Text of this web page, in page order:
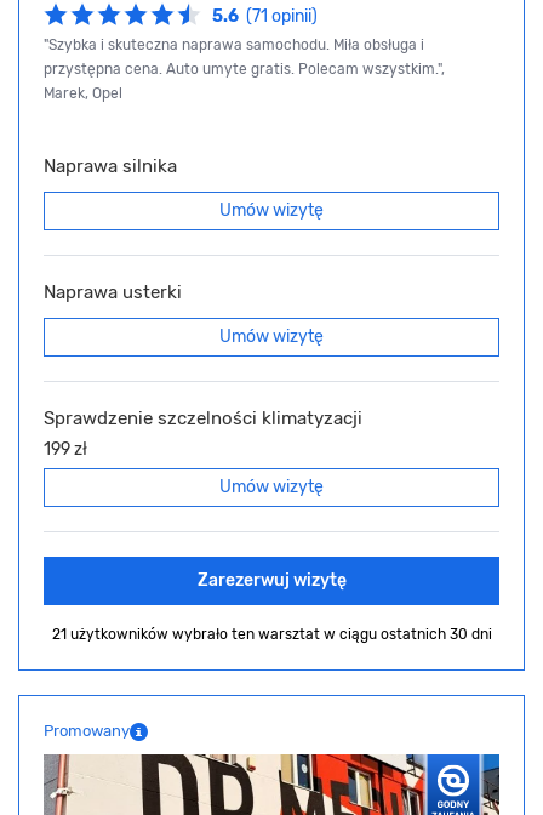
5.6 (71 opinii)
"Szybka i skuteczna naprawa samochodu. Miła obsługa i
przystępna cena. Auto umyte gratis. Polecam wszystkim.",
Marek, Opel
Naprawa silnika
Umów wizytę
Naprawa usterki
Umów wizytę
Sprawdzenie szczelności klimatyzacji
199 zł
Umów wizytę
Zarezerwuj wizytę
21 użytkowników wybrało ten warsztat w ciągu ostatnich 30 dni
Promowany